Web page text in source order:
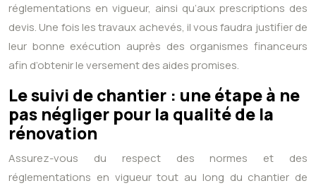
réglementations en vigueur, ainsi qu’aux prescriptions des
devis. Une fois les travaux achevés, il vous faudra justifier de
leur bonne exécution auprès des organismes financeurs
afin d’obtenir le versement des aides promises.
Le suivi de chantier : une étape à ne
pas négliger pour la qualité de la
rénovation
Assurez-vous du respect des normes et des
réglementations en vigueur tout au long du chantier de